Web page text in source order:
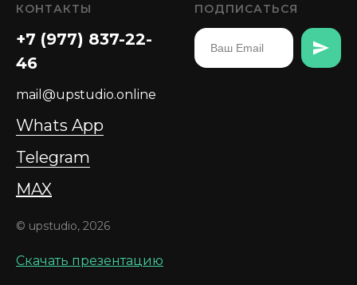
КОНТАКТЫ
+7 (977) 837-22-
46
mail@upstudio.online
Whats App
Telegram
MAX
ПОДПИСАТЬСЯ
© upstudio, 2026
Скачать презентацию